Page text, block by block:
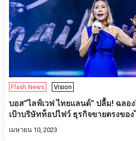
Flash News Vision
บอส”ไลฟ์เวฟ ไทยแลนด์” ปลื้ม! ฉลอ
เป้าบริษัทท็อปไฟว์ ธุรกิจขายตรงของ
เมษายน 10, 2023